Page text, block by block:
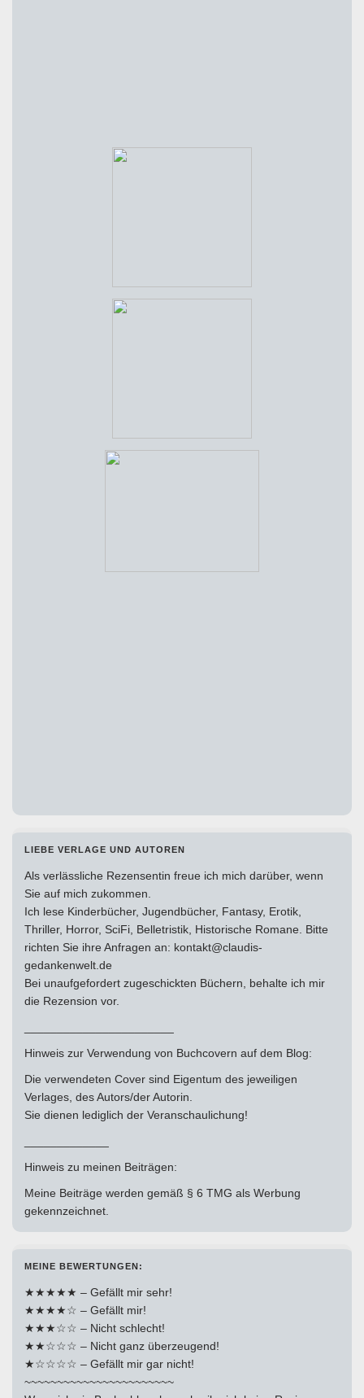
LIEBE VERLAGE UND AUTOREN
Als verlässliche Rezensentin freue ich mich darüber, wenn
Sie auf mich zukommen.
Ich lese Kinderbücher, Jugendbücher, Fantasy, Erotik,
Thriller, Horror, SciFi, Belletristik, Historische Romane. Bitte
richten Sie ihre Anfragen an: kontakt@claudis-
gedankenwelt.de
Bei unaufgefordert zugeschickten Büchern, behalte ich mir
die Rezension vor.
Hinweis zur Verwendung von Buchcovern auf dem Blog:
Die verwendeten Cover sind Eigentum des jeweiligen
Verlages, des Autors/der Autorin.
Sie dienen lediglich der Veranschaulichung!
Hinweis zu meinen Beiträgen:
Meine Beiträge werden gemäß § 6 TMG als Werbung
gekennzeichnet.
MEINE BEWERTUNGEN:
★★★★★ – Gefällt mir sehr!
★★★★☆ – Gefällt mir!
★★★☆☆ – Nicht schlecht!
★★☆☆☆ – Nicht ganz überzeugend!
★☆☆☆☆ – Gefällt mir gar nicht!
~~~~~~~~~~~~~~~~~~~~~~~